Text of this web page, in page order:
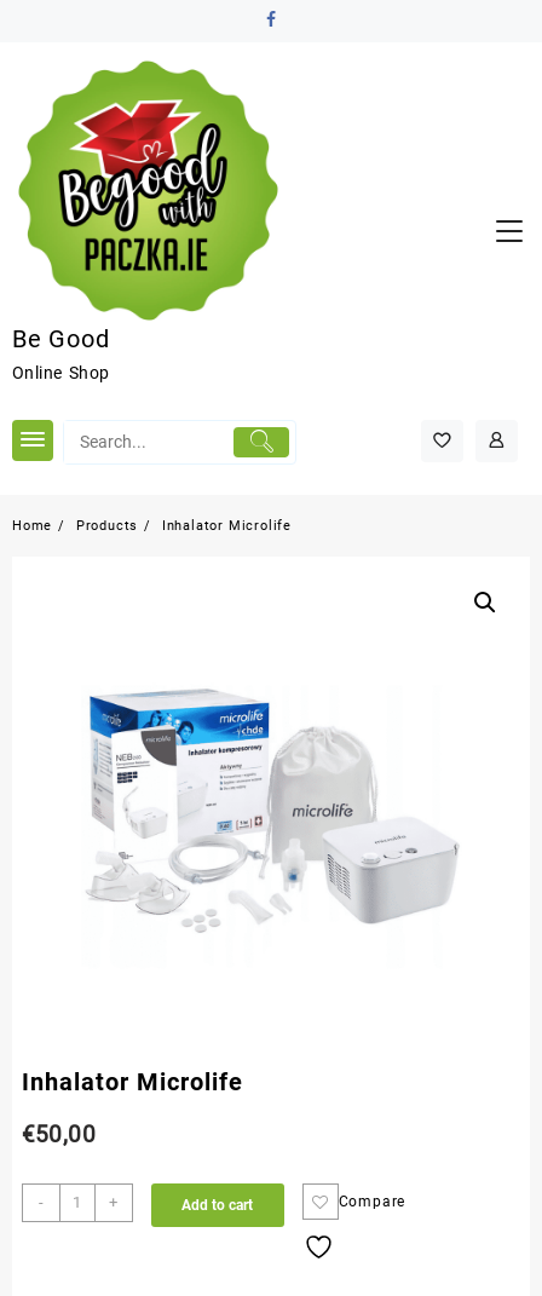
Be Good
Online Shop
Home Products Inhalator Microlife
Inhalator Microlife
€50,00
- + Add to cart Compare